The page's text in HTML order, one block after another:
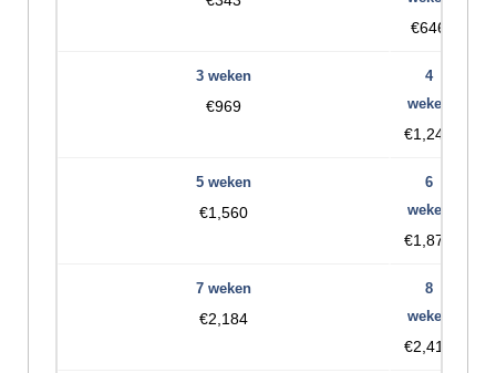
€646
€969
€1,248
€1,560
€1,872
€2,184
€2,416